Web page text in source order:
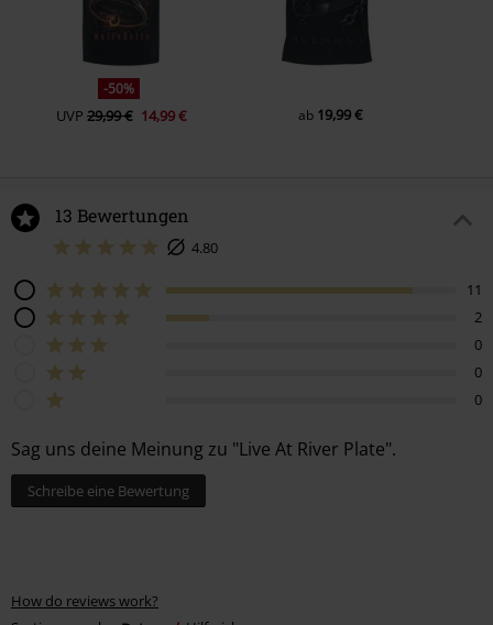
-50%
UVP 29,99 € 14,99 € ab 19,99 €
13 Bewertungen
4.80
11
2
0
0
0
Sag uns deine Meinung zu "Live At River Plate".
Schreibe eine Bewertung
How do reviews work?